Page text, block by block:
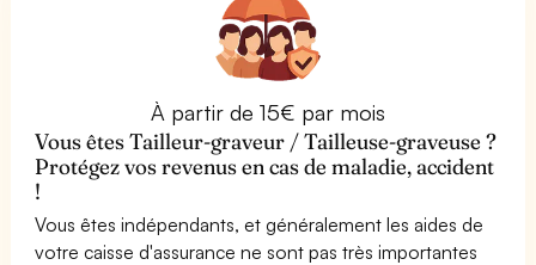
À partir de 15€ par mois
Vous êtes Tailleur-graveur / Tailleuse-graveuse ?
Protégez vos revenus en cas de maladie, accident
!
Vous êtes indépendants, et généralement les aides de
votre caisse d'assurance ne sont pas très importantes